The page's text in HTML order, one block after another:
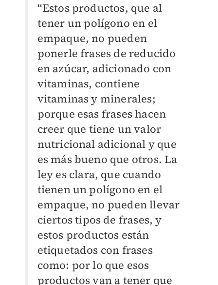
“Estos productos, que al
tener un polígono en el
empaque, no pueden
ponerle frases de reducido
en azúcar, adicionado con
vitaminas, contiene
vitaminas y minerales;
porque esas frases hacen
creer que tiene un valor
nutricional adicional y que
es más bueno que otros. La
ley es clara, que cuando
tienen un polígono en el
empaque, no pueden llevar
ciertos tipos de frases, y
estos productos están
etiquetados con frases
como: por lo que esos
productos van a tener que